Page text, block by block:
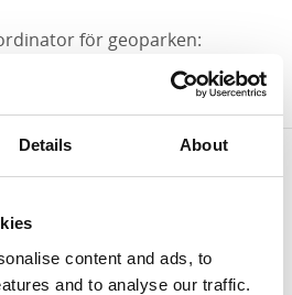
Details About
content and ads, to
and to analyse our traffic.
för geoparken: